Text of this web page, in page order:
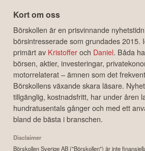
Kort om oss
Börskollen är en prisvinnande
börsintresserade som grundades 2015.
primärt av Kristofferoch Daniel. Båda
börsen, aktier, investeringar,
motorrelaterat – ämnen som det
Börskollens växande skara läsare.
tillgänglig, kostnadsfritt, har under åren
hundratusentals gånger och med ett
bland de bästa i branschen.
Disclaimer
Börskollen Sverige AB ("Börskollen") är inte